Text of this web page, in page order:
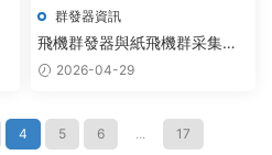
群發器資訊
飛機群發器與紙飛機群采集系
統協同部署，AI驅動附近人技
2026-04-29
4 5 6 ...
17